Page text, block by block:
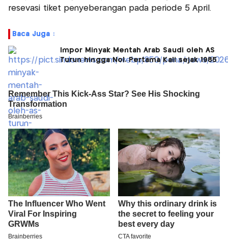
resevasi tiket penyeberangan pada periode 5 April.
Baca Juga :
Impor Minyak Mentah Arab Saudi oleh AS
Turun hingga Nol, Pertama Kali sejak 1985